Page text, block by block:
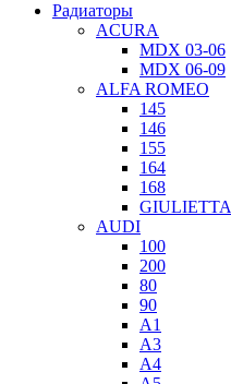
Радиаторы
ACURA
MDX 03-06
MDX 06-09
ALFA ROMEO
145
146
155
164
168
GIULIETTA
AUDI
100
200
80
90
A1
A3
A4